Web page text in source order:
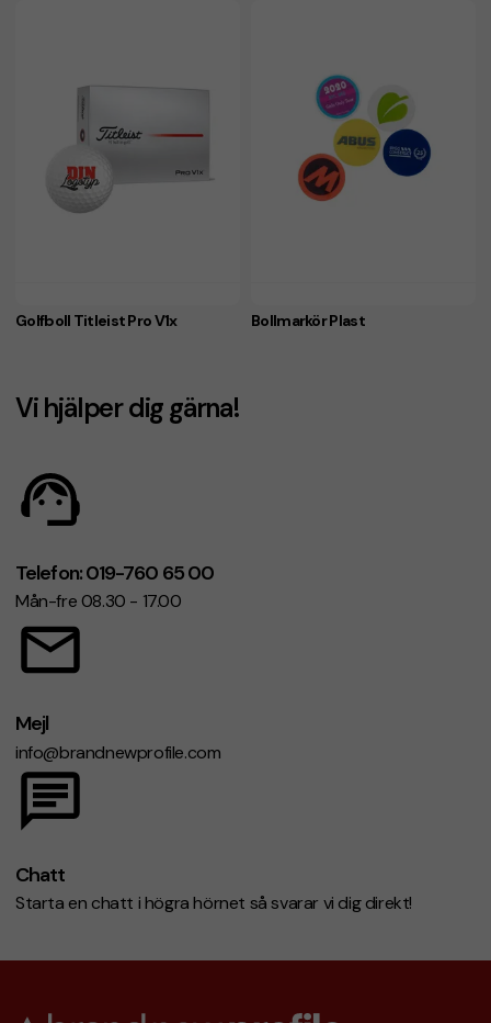
Golfboll Titleist Pro V1x Bollmarkör Plast
Vi hjälper dig gärna!
Telefon: 019-760 65 00
Mån-fre 08.30 - 17.00
Mejl
info@brandnewprofile.com
Chatt
Starta en chatt i högra hörnet så svarar vi dig direkt!